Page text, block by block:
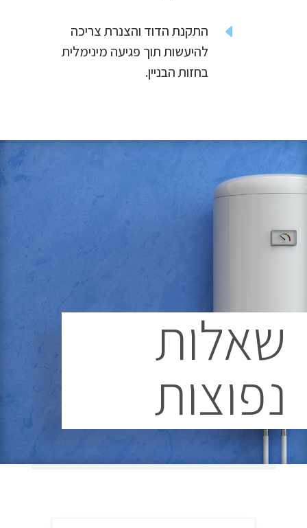
D
התקנת הדוד והצנרת צריכה
להיעשות תוך פגיעה מינימלית
בחזות הבניין.
שאלות
נפוצות